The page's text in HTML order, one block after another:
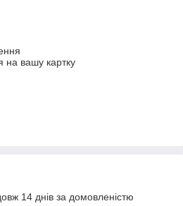
на вашу картку
14 днів за домовленістю